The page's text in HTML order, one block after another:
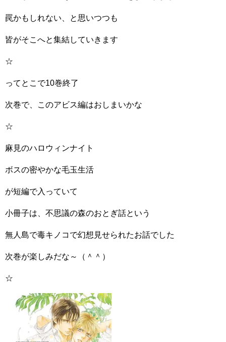
罠かもしれない、と思いつつも
皆がそこへと集結していきます
☆
ってとこで10巻終了
次巻で、このアビス編はおしまいかな
☆
麻見のハロウィンナイト
ボスの密やかな毛玉生活
が短編で入っていて
小冊子は、不思議の森のおとぎ話という
無人島で毒キノコで幻想見せられたお話でした
次巻が楽しみだな～（＾＾）
☆